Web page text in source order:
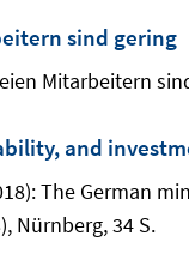
sind gering
Mitarbeitern
and
The German
Nürnberg, 34 S.